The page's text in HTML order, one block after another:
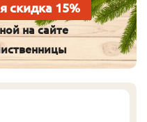
скидка 15%
на сайте